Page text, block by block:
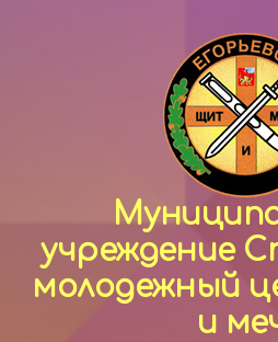
учреждение
молодежный
и